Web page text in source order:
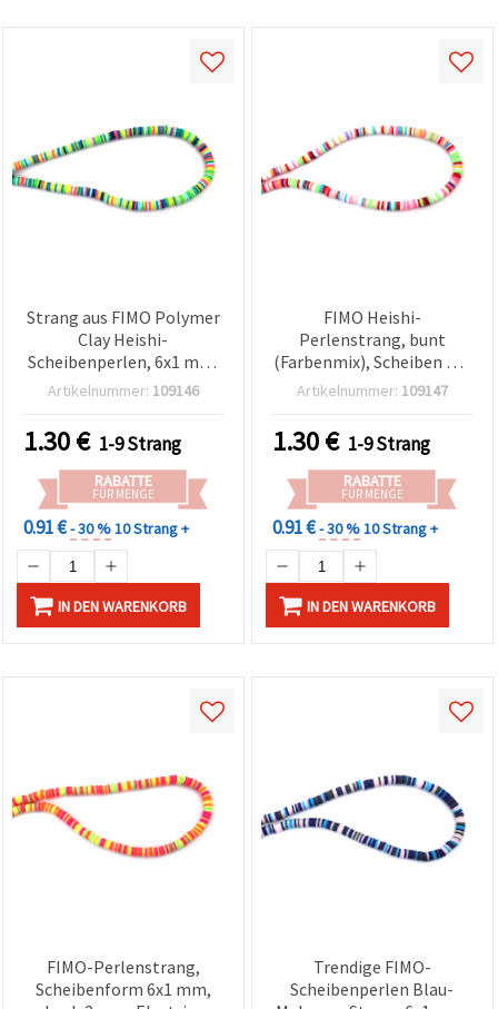
Strang aus FIMO Polymer
Clay Heishi-
Scheibenperlen, 6x1 mm,
Loch 2 mm, Grün-Gelb
Artikelnummer: 109146
1.30€ 1-9 Strang
RABATTE
FÜR MENGE
0.91 €- 30 %10 Strang +
IN DEN WARENKORB
FIMO Heishi-
Perlenstrang, bunt
(Farbenmix), Scheiben 6x1
mm, Loch 2 mm, ca. 350
Artikelnummer: 109147
1.30€ 1-9 Strang
RABATTE
FÜR MENGE
0.91 €- 30 %10 Strang +
IN DEN WARENKORB
FIMO-Perlenstrang,
Scheibenform 6x1 mm,
Trendige FIMO-
Scheibenperlen Blau-